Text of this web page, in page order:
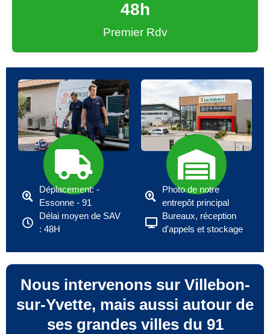
Premier Rdv
48h
Déplacement: -
Essonne - 91
Délai moyen de SAV
: 48H
Photo de notre
entrepôt principal
Bureaux, réception
d'appels et stockage
Nous intervenons sur Villebon-
sur-Yvette, mais aussi autour de
ses grandes villes du 91